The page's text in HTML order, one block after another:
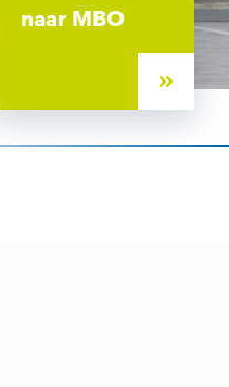
Direct
naar MBO